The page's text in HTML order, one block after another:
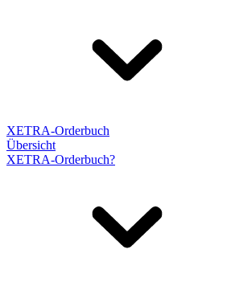
XETRA-Orderbuch
Übersicht
XETRA-Orderbuch?